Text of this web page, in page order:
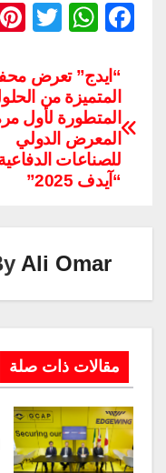
F
c
e
b
o
o
W
at
s
A
p
p
T
tt
er
“ايدج” تعرض
المتميزة من
المتطورة لأول
المعرض الدولي
للصناعات
“آيدف 2025”
Ali Omar
مقالات ذات صلة